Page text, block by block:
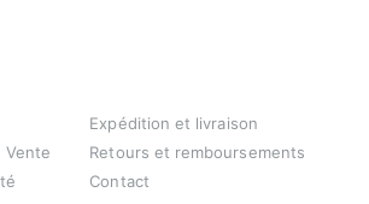
Vente
Expédition et livraison
Retours et remboursements
Contact